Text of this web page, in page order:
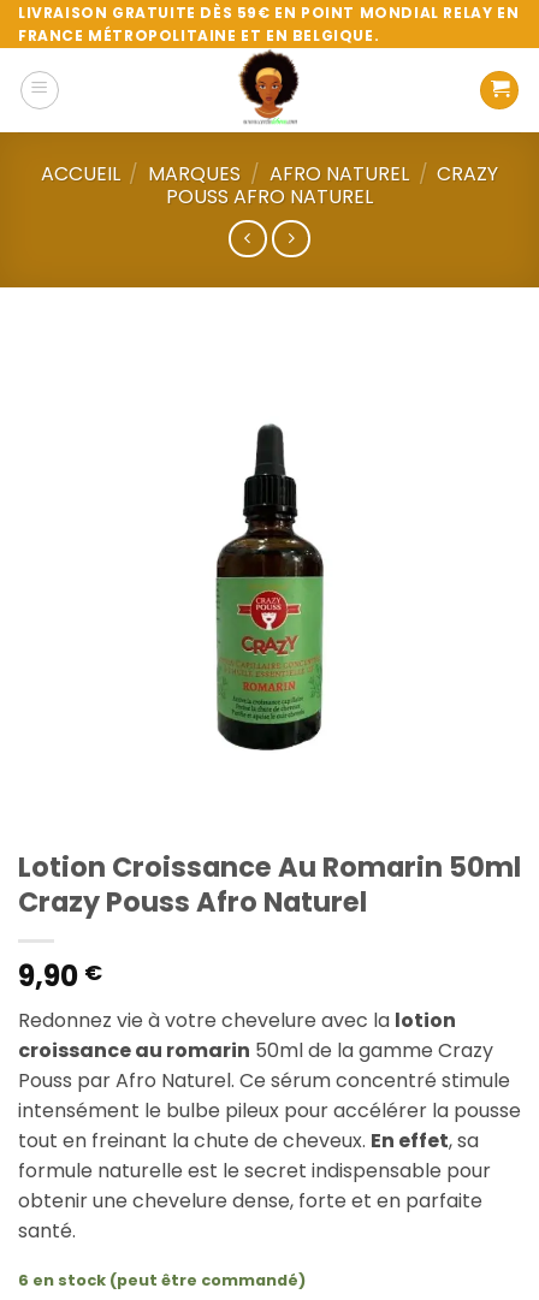
Passer
au
contenu
LIVRAISON GRATUITE DÈS 59€ EN POINT MONDIAL RELAY EN
FRANCE MÉTROPOLITAINE ET EN BELGIQUE.
ACCUEIL / MARQUES / AFRO NATUREL / CRAZY
POUSS AFRO NATUREL
Lotion Croissance Au Romarin 50ml
Crazy Pouss Afro Naturel
9,90 €
Redonnez vie à votre chevelure avec la lotion
croissance au romarin 50ml de la gamme Crazy
Pouss par Afro Naturel. Ce sérum concentré stimule
intensément le bulbe pileux pour accélérer la pousse
tout en freinant la chute de cheveux. En effet, sa
formule naturelle est le secret indispensable pour
obtenir une chevelure dense, forte et en parfaite
santé.
6 en stock (peut être commandé)